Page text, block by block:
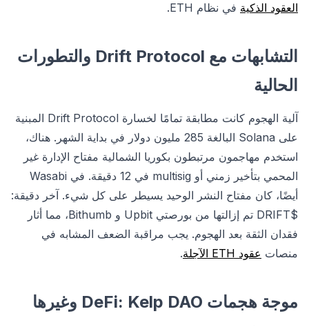
العقود الذكية في نظام ETH.
التشابهات مع Drift Protocol والتطورات
الحالية
آلية الهجوم كانت مطابقة تمامًا لخسارة Drift Protocol المبنية
على Solana البالغة 285 مليون دولار في بداية الشهر. هناك،
استخدم مهاجمون مرتبطون بكوريا الشمالية مفتاح الإدارة غير
المحمي بتأخير زمني أو multisig في 12 دقيقة. في Wasabi
أيضًا، كان مفتاح النشر الوحيد يسيطر على كل شيء. آخر دقيقة:
$DRIFT تم إزالتها من بورصتي Upbit و Bithumb، مما أثار
فقدان الثقة بعد الهجوم. يجب مراقبة الضعف المشابه في
منصات عقود ETH الآجلة .
موجة هجمات DeFi: Kelp DAO وغيرها